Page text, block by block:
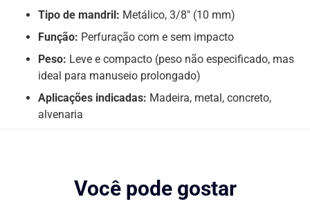
Tipo de mandril: Metálico, 3/8″ (10 mm)
Função: Perfuração com e sem impacto
Peso: Leve e compacto (peso não especificado, mas
ideal para manuseio prolongado)
Aplicações indicadas: Madeira, metal, concreto,
alvenaria
Você pode gostar